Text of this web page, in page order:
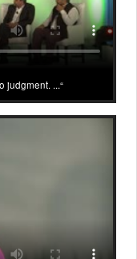
judgment. ...